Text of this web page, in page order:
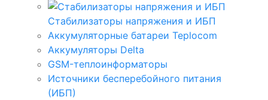
Стабилизаторы напряжения и ИБП
Аккумуляторные батареи Teplocom
Аккумуляторы Delta
GSM-теплоинформаторы
Источники бесперебойного питания
(ИБП)